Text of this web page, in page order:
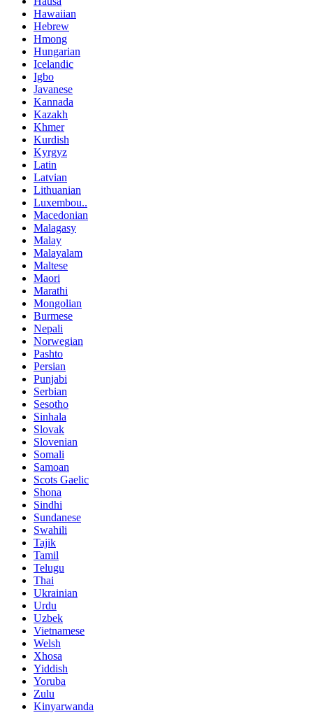
Hawaiian
Hebrew
Hmong
Hungarian
Icelandic
Igbo
Javanese
Kannada
Kazakh
Khmer
Kurdish
Kyrgyz
Latin
Latvian
Lithuanian
Luxembou..
Macedonian
Malagasy
Malay
Malayalam
Maltese
Maori
Marathi
Mongolian
Burmese
Nepali
Norwegian
Pashto
Persian
Punjabi
Serbian
Sesotho
Sinhala
Slovak
Slovenian
Somali
Samoan
Scots Gaelic
Shona
Sindhi
Sundanese
Swahili
Tajik
Tamil
Telugu
Thai
Ukrainian
Urdu
Uzbek
Vietnamese
Welsh
Xhosa
Yiddish
Yoruba
Zulu
Kinyarwanda